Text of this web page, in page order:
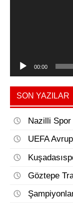
00:00
SON YAZILAR
Nazilli Spor
UEFA
Göztepe